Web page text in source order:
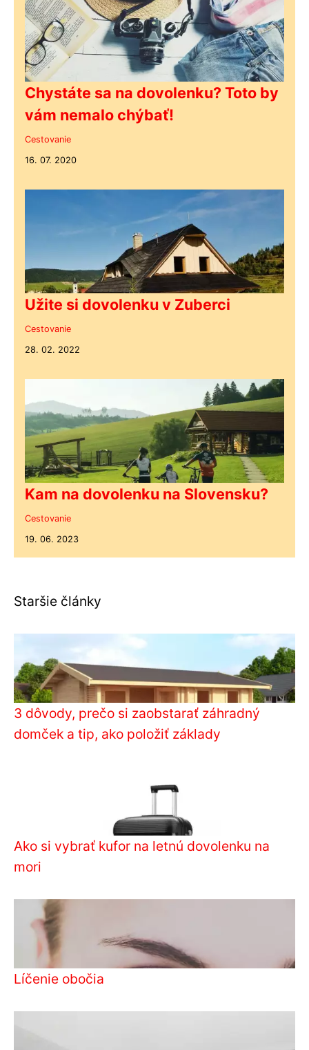
Chystáte sa na dovolenku? Toto by
vám nemalo chýbať!
Cestovanie
16. 07. 2020
Užite si dovolenku v Zuberci
Cestovanie
28. 02. 2022
Kam na dovolenku na Slovensku?
Cestovanie
19. 06. 2023
Staršie články
3 dôvody, prečo si zaobstarať záhradný
domček a tip, ako položiť základy
Ako si vybrať kufor na letnú dovolenku na
mori
Líčenie obočia